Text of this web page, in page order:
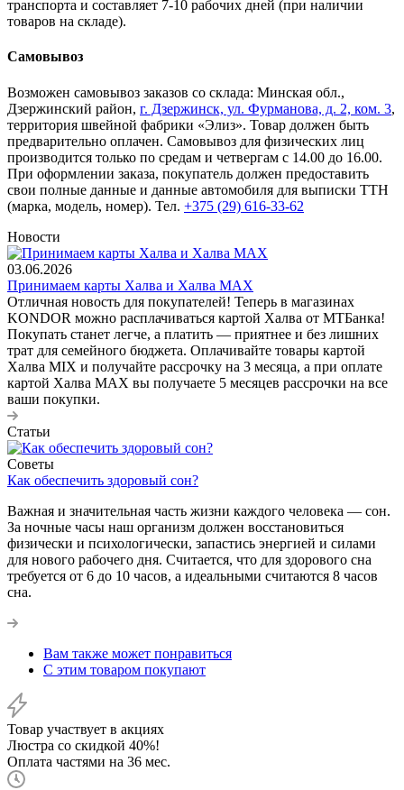
транспорта и составляет 7-10 рабочих дней (при наличии
товаров на складе).
Самовывоз
Возможен самовывоз заказов со склада: Минская обл.,
Дзержинский район, г. Дзержинск, ул. Фурманова, д. 2, ком. 3,
территория швейной фабрики «Элиз». Товар должен быть
предварительно оплачен. Самовывоз для физических лиц
производится только по средам и четвергам с 14.00 до 16.00.
При оформлении заказа, покупатель должен предоставить
свои полные данные и данные автомобиля для выписки ТТН
(марка, модель, номер). Тел. +375 (29) 616-33-62
Новости
03.06.2026
Принимаем карты Халва и Халва MАХ
Отличная новость для покупателей! Теперь в магазинах
KONDOR можно расплачиваться картой Халва от МТБанка!
Покупать станет легче, а платить — приятнее и без лишних
трат для семейного бюджета. Оплачивайте товары картой
Халва MIX и получайте рассрочку на 3 месяца, а при оплате
картой Халва MАХ вы получаете 5 месяцев рассрочки на все
ваши покупки.
Статьи
Советы
Как обеспечить здоровый сон?
Важная и значительная часть жизни каждого человека — сон.
За ночные часы наш организм должен восстановиться
физически и психологически, запастись энергией и силами
для нового рабочего дня. Считается, что для здорового сна
требуется от 6 до 10 часов, а идеальными считаются 8 часов
сна.
Вам также может понравиться
С этим товаром покупают
Товар участвует в акциях
Люстра со скидкой 40%!
Оплата частями на 36 мес.